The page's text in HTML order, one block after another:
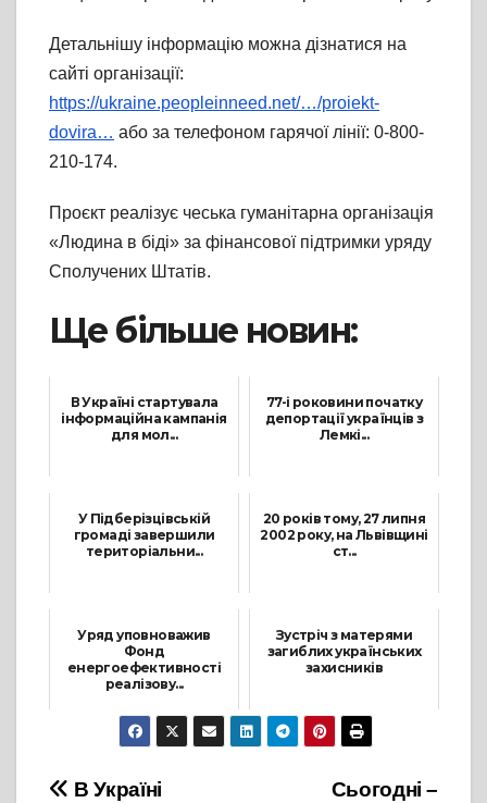
Детальнішу інформацію можна дізнатися на
сайті організації:
https://ukraine.peopleinneed.net/…/proiekt-
dovira… або за телефоном гарячої лінії: 0-800-
210-174.
Проєкт реалізує чеська гуманітарна організація
«Людина в біді» за фінансової підтримки уряду
Сполучених Штатів.
Ще більше новин:
В Україні стартувала
інформаційна кампанія
для мол...
77-і роковини початку
депортації українців з
Лемкі...
У Підберізцівській
громаді завершили
територіальни...
20 років тому, 27 липня
2002 року, на Львівщині
ст...
Уряд уповноважив
Фонд
енергоефективності
реалізову...
15 Листопада, 2022
Зустріч з матерями
загиблих українських
захисників
7 Травня, 2021
Сьогодні –
В Україні